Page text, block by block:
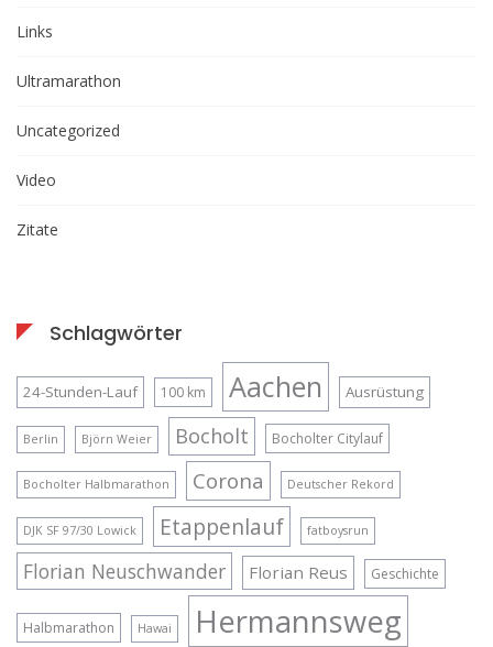
Links
Ultramarathon
Uncategorized
Video
Zitate
Schlagwörter
24-Stunden-Lauf 100 km Aachen Ausrüstung
Berlin Björn Weier Bocholt Bocholter Citylauf
Bocholter Halbmarathon Corona Deutscher Rekord
DJK SF 97/30 Lowick Etappenlauf fatboysrun
Florian Neuschwander Florian Reus Geschichte
Halbmarathon Hawai Hermannsweg